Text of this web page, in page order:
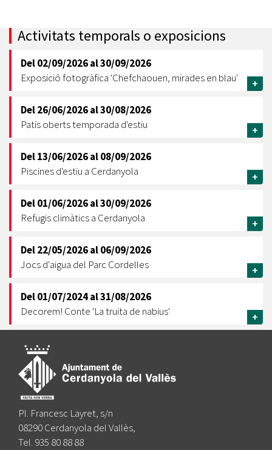
Activitats temporals o exposicions
Del02/09/2026al30/09/2026
Exposició fotogràfica 'Chefchaouen, mirades en blau'
+
Del26/06/2026al30/08/2026
Patis oberts temporada d'estiu
+
Del13/06/2026al08/09/2026
Piscines d'estiu a Cerdanyola
+
Del01/06/2026al30/09/2026
Refugis climàtics a Cerdanyola
+
Del22/05/2026al06/09/2026
Jocs d'aigua del Parc Cordelles
+
Del01/07/2024al31/08/2026
Decorem! Conte 'La truita de nabius'
+
Pl. Francesc Layret, s/n
08290 Cerdanyola del Vallès,
Tel. 935 80 88 88